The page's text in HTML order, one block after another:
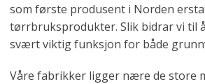
som første produsent i Norden
tørrbruksprodukter. Slik bidrar vi til
svært viktig funksjon for både
Våre fabrikker ligger nære de store